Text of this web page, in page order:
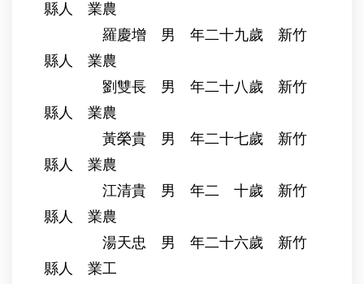
縣人 業農
羅慶增 男 年二十九歲 新竹
縣人 業農
劉雙長 男 年二十八歲 新竹
縣人 業農
黃榮貴 男 年二十七歲 新竹
縣人 業農
江清貴 男 年二 十歲 新竹
縣人 業農
湯天忠 男 年二十六歲 新竹
縣人 業工